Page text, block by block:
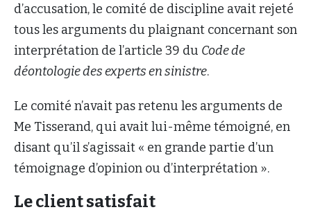
d’accusation, le comité de discipline avait rejeté
tous les arguments du plaignant concernant son
interprétation de l’article 39 du Code de
déontologie des experts en sinistre.
Le comité n’avait pas retenu les arguments de
Me Tisserand, qui avait lui-même témoigné, en
disant qu’il s’agissait « en grande partie d’un
témoignage d’opinion ou d’interprétation ».
Le client satisfait